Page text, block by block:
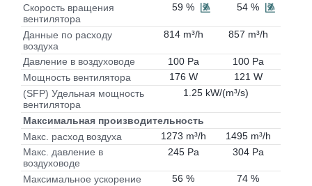
Скорость вращения
вентилятора
59 % 54 %
Данные по расходу
воздуха
814 m³/h 857 m³/h
Давление в воздуховоде 100 Pa
100 Pa
Мощность вентилятора
176 W
121 W
(SFP) Удельная мощность
вентилятора
1.25 kW/(m³/s)
Максимальная производительность
Макс. расход воздуха
1273 m³/h
1495 m³/h
Макс. давление в
воздуховоде
245 Pa 304 Pa
Максимальное ускорение 56 % 74 %